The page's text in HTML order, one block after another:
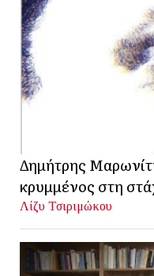
Δημήτρης
κρυμμένος στη
Λίζυ Τσιριμώκου